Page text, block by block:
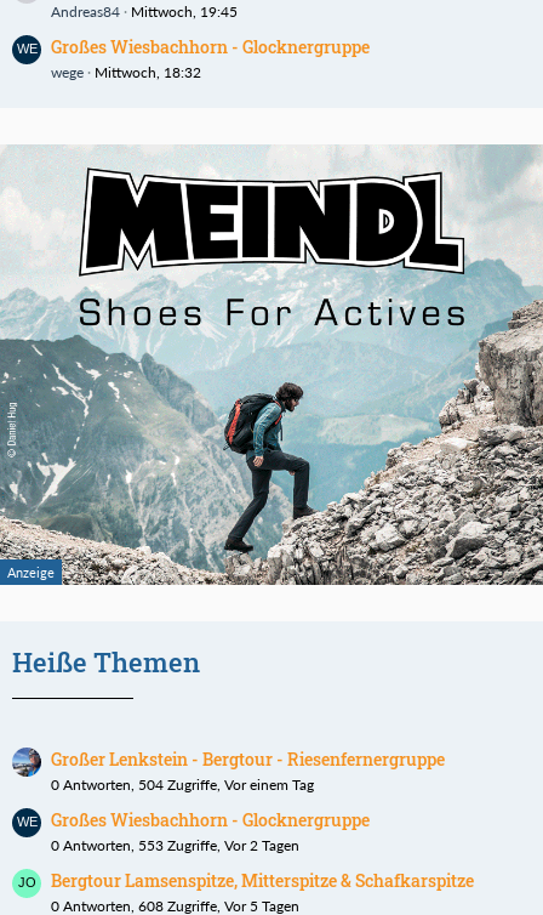
Andreas84 Mittwoch, 19:45
Großes Wiesbachhorn - Glocknergruppe
wege Mittwoch, 18:32
Heiße Themen
Großer Lenkstein - Bergtour - Riesenfernergruppe
0 Antworten, 504 Zugriffe, Vor einem Tag
Großes Wiesbachhorn - Glocknergruppe
0 Antworten, 553 Zugriffe, Vor 2 Tagen
Bergtour Lamsenspitze, Mitterspitze & Schafkarspitze
0 Antworten, 608 Zugriffe, Vor 5 Tagen